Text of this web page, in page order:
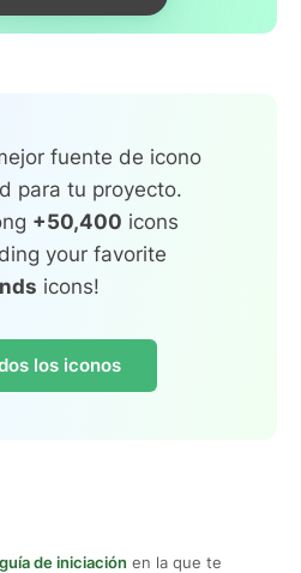
fuente de icono
para tu proyecto.
+50,400 icons
your favorite
icons!
los iconos
guía de iniciación en la que te